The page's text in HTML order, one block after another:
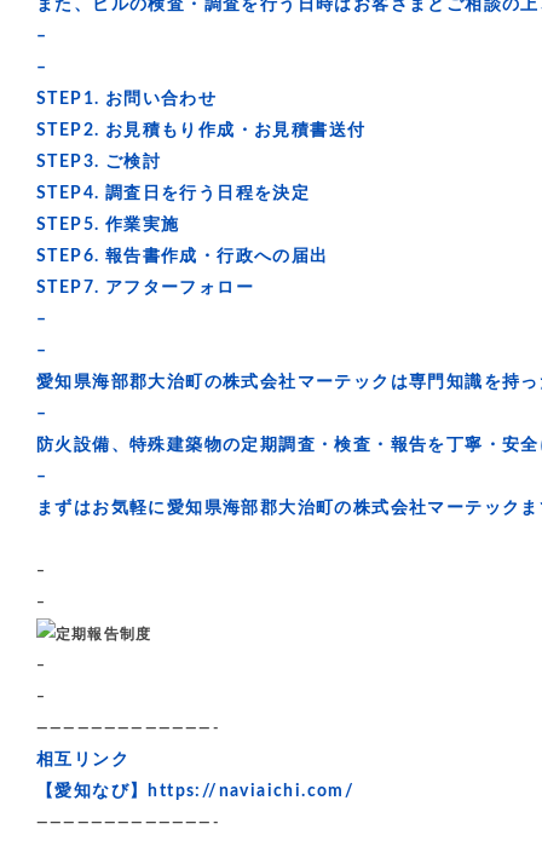
また、ビルの検査・調査を行う日時はお客さまとご相談の
–
–
STEP1. お問い合わせ
STEP2. お見積もり作成・お見積書送付
STEP3. ご検討
STEP4. 調査日を行う日程を決定
STEP5. 作業実施
STEP6. 報告書作成・行政への届出
STEP7. アフターフォロー
–
–
愛知県海部郡大治町の株式会社マーテックは専門知識を持
–
防火設備、特殊建築物の定期調査・検査・報告を丁寧・安
–
まずはお気軽に愛知県海部郡大治町の株式会社マーテック
–
–
–
–
—————————————-
相互リンク
【愛知なび】
https://naviaichi.com/
—————————————-